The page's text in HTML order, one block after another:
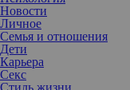
Новости
Личное
Семья и отношения
Дети
Карьера
Секс
Стиль жизни